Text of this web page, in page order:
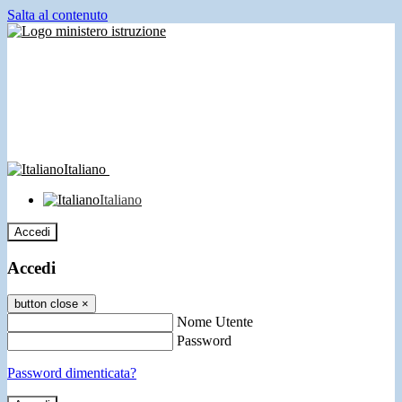
Salta al contenuto
Italiano
Italiano
Accedi
Accedi
button close ×
Nome Utente
Password
Password dimenticata?